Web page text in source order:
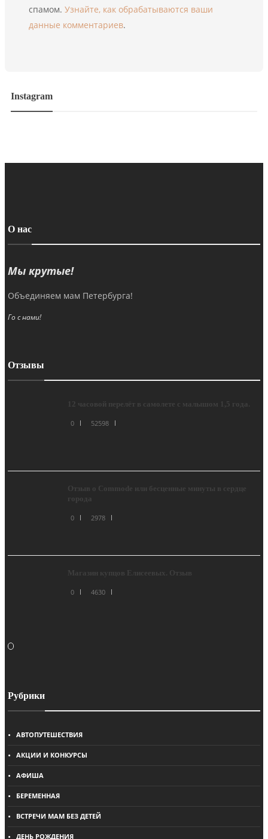
спамом. Узнайте, как обрабатываются ваши
данные комментариев.
Instagram
О нас
Мы крутые!
Объединяем мам Петербурга!
Го с нами!
Отзывы
12 часовой перелёт в самолете с малышом 1,5 года.
0 52598
Отзыв о Commode или бесценные минуты в сердце
города
0 2978
Магазин купцов Елисеевых. Отзыв
0 4630
Рубрики
АВТОПУТЕШЕСТВИЯ
АКЦИИ И КОНКУРСЫ
АФИША
БЕРЕМЕННАЯ
ВСТРЕЧИ МАМ БЕЗ ДЕТЕЙ
ДЕНЬ РОЖДЕНИЯ